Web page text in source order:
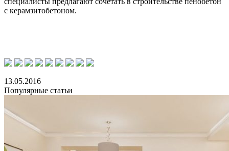
с керамзитобетоном.
13.05.2016
Популярные статьи